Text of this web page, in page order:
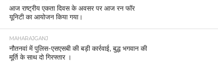
आज राष्ट्रीय एकता दिवस के अवसर पर आज रन फॉर
यूनिटी का आयोजन किया गया।
MAHARAJGANJ
नौतनवां में पुलिस-एसएसबी की बड़ी कार्रवाई, बुद्ध भगवान की
मूर्ति के साथ दो गिरफ्तार ।